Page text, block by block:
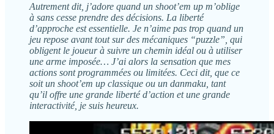
Autrement dit, j’adore quand un shoot’em up m’oblige
à sans cesse prendre des décisions. La liberté
d’approche est essentielle. Je n’aime pas trop quand un
jeu repose avant tout sur des mécaniques “puzzle”, qui
obligent le joueur à suivre un chemin idéal ou à utiliser
une arme imposée… J’ai alors la sensation que mes
actions sont programmées ou limitées. Ceci dit, que ce
soit un shoot’em up classique ou un danmaku, tant
qu’il offre une grande liberté d’action et une grande
interactivité, je suis heureux.